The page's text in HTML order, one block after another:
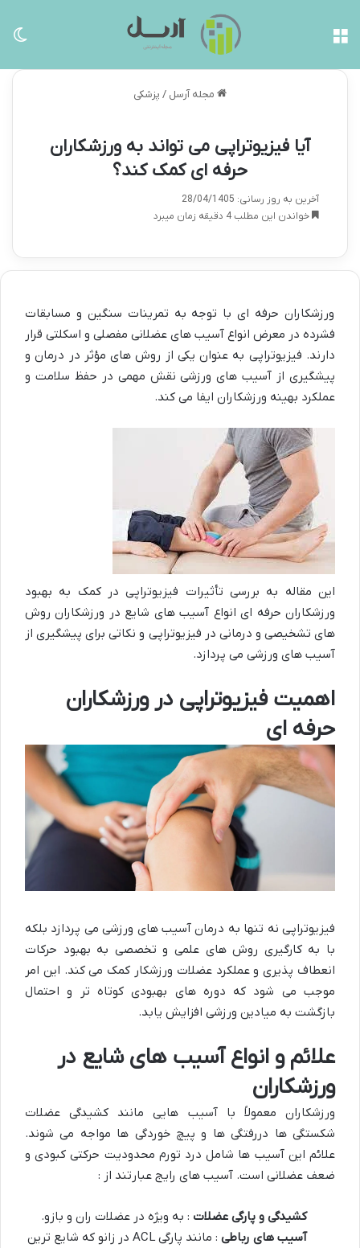
مجله آرسل / پزشکی
آیا فیزیوتراپی می تواند به ورزشکاران
حرفه ای کمک کند؟
آخرین به روز رسانی: 28/04/1405
خواندن این مطلب 4 دقیقه زمان میبرد
ورزشکاران حرفه ای با توجه به تمرینات سنگین و مسابقات
فشرده در معرض انواع آسیب های عضلانی مفصلی و اسکلتی قرار
دارند. فیزیوتراپی به عنوان یکی از روش های مؤثر در درمان و
پیشگیری از آسیب های ورزشی نقش مهمی در حفظ سلامت و
عملکرد بهینه ورزشکاران ایفا می کند.
این مقاله به بررسی تأثیرات فیزیوتراپی در کمک به بهبود
ورزشکاران حرفه ای انواع آسیب های شایع در ورزشکاران روش
های تشخیصی و درمانی در فیزیوتراپی و نکاتی برای پیشگیری از
آسیب های ورزشی می پردازد.
اهمیت فیزیوتراپی در ورزشکاران
حرفه ای
فیزیوتراپی نه تنها به درمان آسیب های ورزشی می پردازد بلکه
با به کارگیری روش های علمی و تخصصی به بهبود حرکات
انعطاف پذیری و عملکرد عضلات ورزشکار کمک می کند. این امر
موجب می شود که دوره های بهبودی کوتاه تر و احتمال
بازگشت به میادین ورزشی افزایش یابد.
علائم و انواع آسیب های شایع در
ورزشکاران
ورزشکاران معمولاً با آسیب هایی مانند کشیدگی عضلات
شکستگی ها دررفتگی ها و پیچ خوردگی ها مواجه می شوند.
علائم این آسیب ها شامل درد تورم محدودیت حرکتی کبودی و
ضعف عضلانی است. آسیب های رایج عبارتند از :
کشیدگی و پارگی عضلات : به ویژه در عضلات ران و بازو.
آسیب های رباطی
: مانند پارگی ACL در زانو که شایع ترین